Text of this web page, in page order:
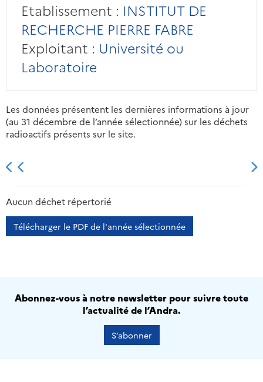
Etablissement : INSTITUT DE
RECHERCHE PIERRE FABRE
Exploitant : Université ou
Laboratoire
Les données présentent les dernières informations à jour
(au 31 décembre de l’année sélectionnée) sur les déchets
radioactifs présents sur le site.
2013 2014
Aucun déchet répertorié
Télécharger le PDF de l'année sélectionnée
Abonnez-vous à notre newsletter pour suivre toute
l’actualité de l’Andra.
S’abonner